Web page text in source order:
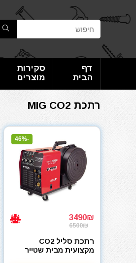
דף
הבית
סקירות
מוצרים
רתכת MIG CO2
-46%
3490₪
6500₪
רתכת סליל CO2
מקצועית מבית שטייר